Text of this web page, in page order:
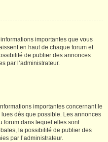
importantes que vous
en haut de chaque forum et
de publier des annonces
par l’administrateur.
importantes concernant le
dès que possible. Les annonces
forum dans lequel elles sont
la possibilité de publier des
par l’administrateur.